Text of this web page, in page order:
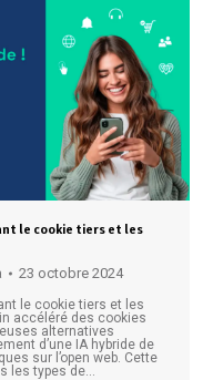
le cookie tiers et les
23 octobre 2024
le cookie tiers et les
accéléré des cookies
alternatives
d’une IA hybride de
sur l’open web. Cette
les types de…